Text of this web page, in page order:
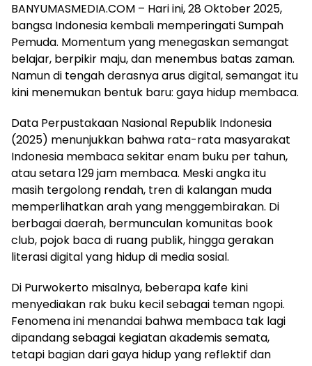
BANYUMASMEDIA.COM – Hari ini, 28 Oktober 2025,
bangsa Indonesia kembali memperingati Sumpah
Pemuda. Momentum yang menegaskan semangat
belajar, berpikir maju, dan menembus batas zaman.
Namun di tengah derasnya arus digital, semangat itu
kini menemukan bentuk baru: gaya hidup membaca.
Data Perpustakaan Nasional Republik Indonesia
(2025) menunjukkan bahwa rata-rata masyarakat
Indonesia membaca sekitar enam buku per tahun,
atau setara 129 jam membaca. Meski angka itu
masih tergolong rendah, tren di kalangan muda
memperlihatkan arah yang menggembirakan. Di
berbagai daerah, bermunculan komunitas book
club, pojok baca di ruang publik, hingga gerakan
literasi digital yang hidup di media sosial.
Di Purwokerto misalnya, beberapa kafe kini
menyediakan rak buku kecil sebagai teman ngopi.
Fenomena ini menandai bahwa membaca tak lagi
dipandang sebagai kegiatan akademis semata,
tetapi bagian dari gaya hidup yang reflektif dan